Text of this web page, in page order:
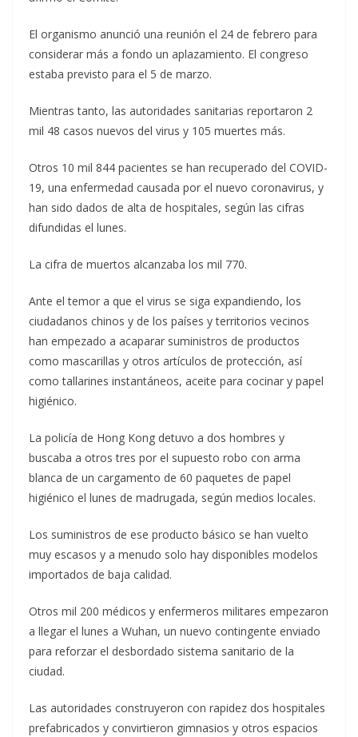
El organismo anunció una reunión el 24 de febrero para
considerar más a fondo un aplazamiento. El congreso
estaba previsto para el 5 de marzo.
Mientras tanto, las autoridades sanitarias reportaron 2
mil 48 casos nuevos del virus y 105 muertes más.
Otros 10 mil 844 pacientes se han recuperado del COVID-
19, una enfermedad causada por el nuevo coronavirus, y
han sido dados de alta de hospitales, según las cifras
difundidas el lunes.
La cifra de muertos alcanzaba los mil 770.
Ante el temor a que el virus se siga expandiendo, los
ciudadanos chinos y de los países y territorios vecinos
han empezado a acaparar suministros de productos
como mascarillas y otros artículos de protección, así
como tallarines instantáneos, aceite para cocinar y papel
higiénico.
La policía de Hong Kong detuvo a dos hombres y
buscaba a otros tres por el supuesto robo con arma
blanca de un cargamento de 60 paquetes de papel
higiénico el lunes de madrugada, según medios locales.
Los suministros de ese producto básico se han vuelto
muy escasos y a menudo solo hay disponibles modelos
importados de baja calidad.
Otros mil 200 médicos y enfermeros militares empezaron
a llegar el lunes a Wuhan, un nuevo contingente enviado
para reforzar el desbordado sistema sanitario de la
ciudad.
Las autoridades construyeron con rapidez dos hospitales
prefabricados y convirtieron gimnasios y otros espacios